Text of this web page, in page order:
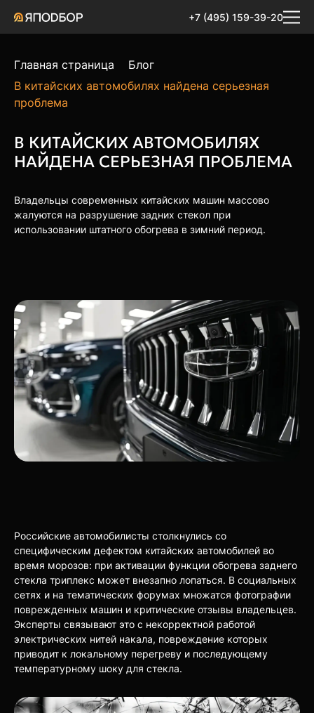
+7 (495) 159-39-20
Главная страница
Блог
В китайских автомобилях найдена серьезная
проблема
В КИТАЙСКИХ АВТОМОБИЛЯХ
НАЙДЕНА СЕРЬЕЗНАЯ ПРОБЛЕМА
Владельцы современных китайских машин массово
жалуются на разрушение задних стекол при
использовании штатного обогрева в зимний период.
Российские автомобилисты столкнулись со
специфическим дефектом китайских автомобилей во
время морозов: при активации функции обогрева заднего
стекла триплекс может внезапно лопаться. В социальных
сетях и на тематических форумах множатся фотографии
поврежденных машин и критические отзывы владельцев.
Эксперты связывают это с некорректной работой
электрических нитей накала, повреждение которых
приводит к локальному перегреву и последующему
температурному шоку для стекла.